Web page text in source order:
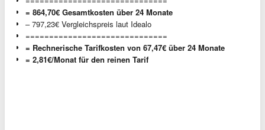
= 864,70€ Gesamtkosten über 24 Monate
– 797,23€ Vergleichspreis laut Idealo
==============================
= Rechnerische Tarifkosten von 67,47€ über 24 Monate
= 2,81€/Monat für den reinen Tarif